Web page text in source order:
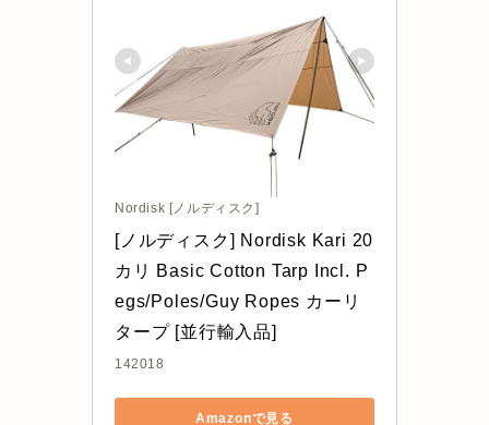
Nordisk [ノルディスク]
[ノルディスク] Nordisk Kari 20
カリ Basic Cotton Tarp Incl. P
egs/Poles/Guy Ropes カーリ
タープ [並行輸入品]
142018
Amazonで見る